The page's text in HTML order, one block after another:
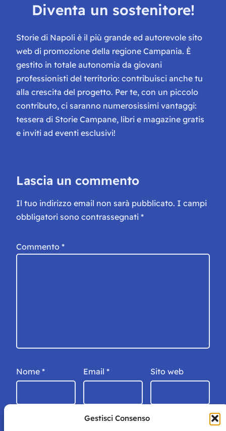
Gestisci Consenso
Diventa un sostenitore!
Storie di Napoli è il più grande ed autorevole sito
web di promozione della regione Campania. È
gestito in totale autonomia da giovani
professionisti del territorio: contribuisci anche tu
alla crescita del progetto. Per te, con un piccolo
contributo, ci saranno numerosissimi vantaggi:
tessera di Storie Campane, libri e magazine gratis
e inviti ad eventi esclusivi!
Lascia un commento
Il tuo indirizzo email non sarà pubblicato. I campi
obbligatori sono contrassegnati *
Commento *
Nome * Email * Sito web